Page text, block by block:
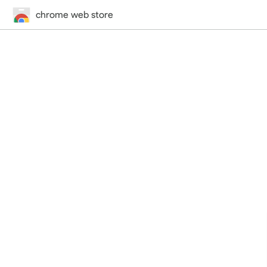
chrome web store